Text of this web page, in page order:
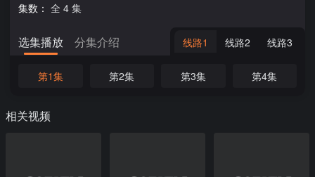
集数： 全 4 集
选集播放 分集介绍 线路1 线路2 线路3
第1集 第2集 第3集 第4集
相关视频